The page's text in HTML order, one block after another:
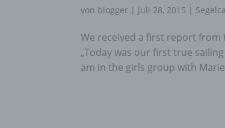
von blogger | Juli 28, 2015 |
We received a first report from
„Today was our first true
am in the girls group with